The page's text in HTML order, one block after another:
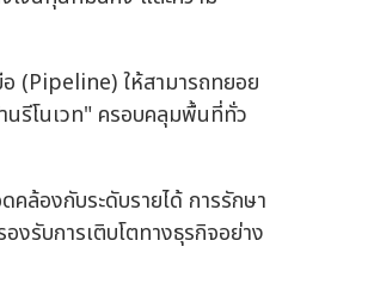
(Pipeline) ให้สามารถทยอย
รีโนเวท" ครอบคลุมพื้นที่ทั่ว
ล้องกับระดับรายได้ การรักษา
งรับการเติบโตทางธุรกิจอย่าง